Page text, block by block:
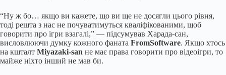
“Ну ж бо… якщо ви кажете, що ви ще не досягли цього рівня,
тоді решта з нас не почуватимуться кваліфікованими, щоб
говорити про ігри взагалі,” — підсумував Харада-сан,
висловлюючи думку кожного фаната FromSoftware. Якщо хтось
на кшталт Miyazaki-san не має права говорити про відеоігри, то
майже ніхто інший не мав би.